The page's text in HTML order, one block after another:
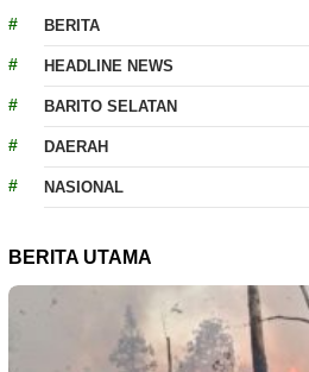
BERITA
HEADLINE NEWS
BARITO SELATAN
DAERAH
NASIONAL
BERITA UTAMA